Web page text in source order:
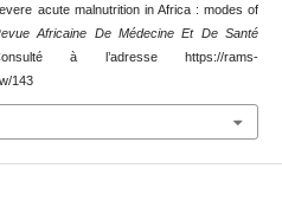
acute malnutrition in Africa : modes of
Africaine De Médecine Et De Santé
à l’adresse https://rams-
143